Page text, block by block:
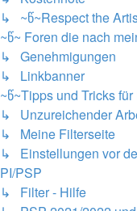
↳ ~წ~Respect the
~წ~ Foren die nach
↳ Genehmigungen
↳ Linkbanner
~წ~Tipps und Tricks
↳ Unzureichender
↳ Meine Filterseite
↳ Einstellungen vor
PI/PSP
↳ Filter - Hilfe